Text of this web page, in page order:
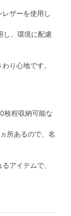
ザーを使用し
し、環境に配慮
り心地です。
枚程収納可能な
所あるので、名
アイテムで、